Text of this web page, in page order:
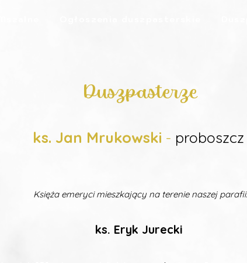
Duszpasterze
ks. Jan Mrukowski - proboszcz
Księża emeryci mieszkający na terenie naszej parafii:
ks. Eryk Jurecki